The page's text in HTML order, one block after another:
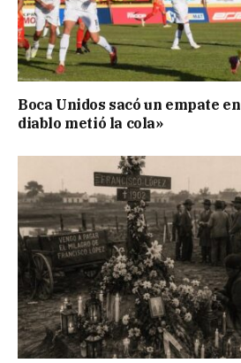
Boca Unidos sacó un empate
diablo metió la cola»